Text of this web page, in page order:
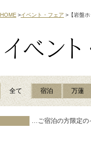
HOME >イベント・フェア > 【岩盤
全て 宿泊 万蓮
…ご宿泊の方限定の